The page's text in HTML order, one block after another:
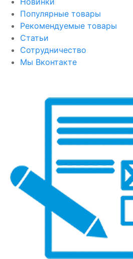
Популярные товары
Рекомендуемые товары
Статьи
Сотрудничество
Мы Вконтакте